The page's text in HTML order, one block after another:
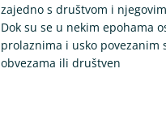
zajedno s društvom i
Dok su se u nekim epohama
prolaznima i usko povezanim
obvezama ili društven